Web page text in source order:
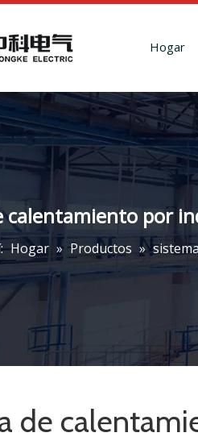
Hogar
calentamiento por
Hogar » Productos »
de